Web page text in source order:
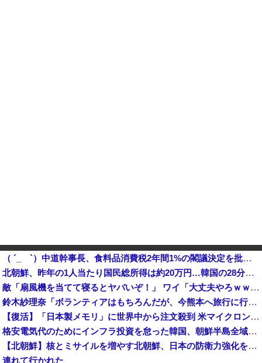
（ ´_ゝ`）中道幹事長、食料品消費税2年間1%の閣議決定を批判 → 記者「中道改革連合は食料品消費税ゼロを公約に掲げていたが？」→ 階猛氏「
北朝鮮、昨年の1人当たり国民総所得は約20万円…韓国の28分の1！
敵「扇風機を当てて寝るとヤバいぞ！」 ワイ「大丈夫やろｗｗｗ」扇風機ポチー
鈴木紗理奈「ボランティアはもちろんだが、今熊本へ旅行に行くことも支援になる」
【復活】「日本製メモリ」に世界中から注文殺到 米マイクロンが１兆５０００億円を表明他
格安電気代のためにインフラ投資を怠った韓国、朝鮮半島全域を猛暑が直撃してしまった結果……
【北朝鮮】核とミサイルを増やす北朝鮮、日本の防衛力強化を見て突然「平和」を語り始める
連れて行かれた